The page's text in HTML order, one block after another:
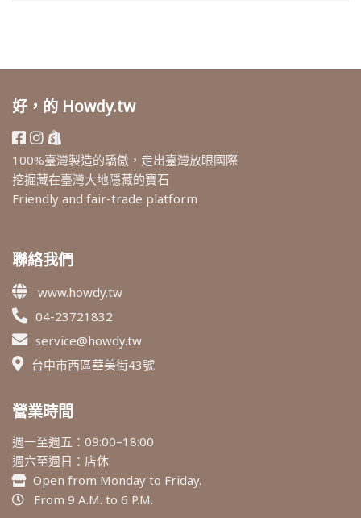
好，的 Howdy.tw
100%臺灣製造的驕傲，走出臺灣放眼國際
挖掘藏在臺灣大地隱藏的寶石
Friendly and fair-trade platform
聯絡我們
www.howdy.tw
04-23721832
service@howdy.tw
台中市西區華美街43號
營業時間
週一至週五：09:00–18:00
週六至週日：店休
Open from Monday to Friday.
From 9 A.M. to 6 P.M.